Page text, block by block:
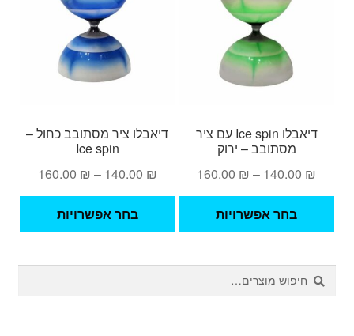
דיאבלו Ice spin עם ציר
מסתובב – ירוק
140.00 ₪
–
160.00 ₪
טווח
מחירים:
עד
בחר אפשרויות
מספר
דיאבלו ציר מסתובב כחול –
Ice spin
140.00 ₪
–
160.00 ₪
עד
בחר אפשרויות
חיפוש
עבור:
חיפוש